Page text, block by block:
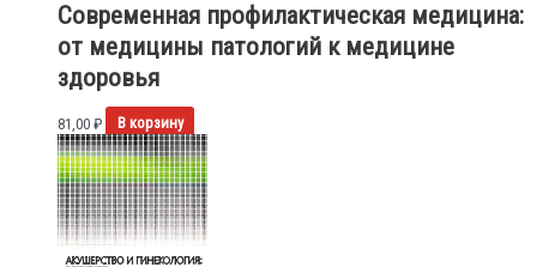
Современная профилактическая медицина:
от медицины патологий к медицине
здоровья
81,00 ₽ В корзину